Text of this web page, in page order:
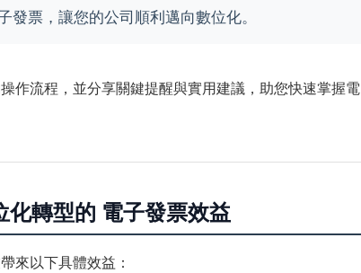
票，讓您的公司順利邁向數位化。
作流程，並分享關鍵提醒與實用建議，助您快速掌握電
化轉型的 電子發票效益
來以下具體效益：